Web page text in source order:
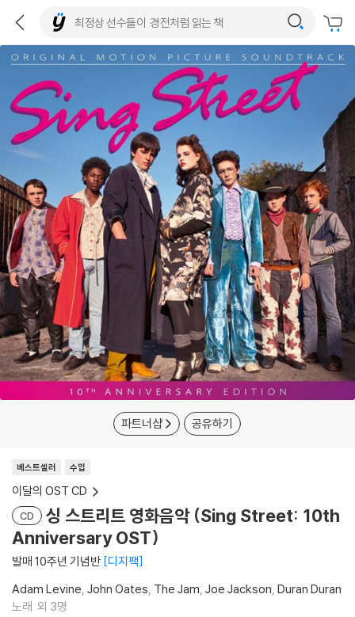
파트너샵 공유하기
베스트셀러 수입
이달의 OST CD
CD
싱 스트리트 영화음악 (Sing Street: 10th
Anniversary OST)
발매 10주년 기념반 디지팩
Adam Levine John Oates The Jam Joe Jackson Duran Duran
노래 외 3명